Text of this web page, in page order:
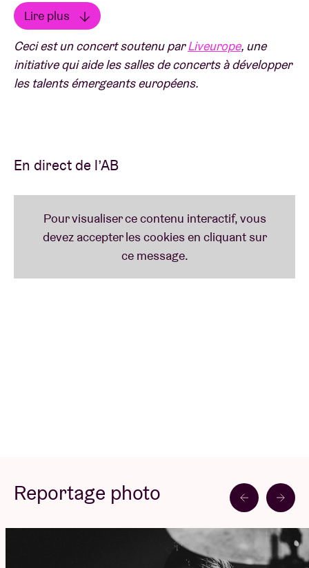
surtout leur album le plus récent, "Ilion", qui a été
salué pour ses sons d'un autre monde et ses
compositions épiques. Un groupe à découvrir en live
!
les salles de concerts en matière de promotion
Concert Pictures © Daria Miasoedova
Lire plus
Lire moins
Ceci est un concert soutenu parLiveurope, une
initiative qui aide les salles de concerts à développer
les talents émergeants européens.
En direct de l’AB
Reportage photo